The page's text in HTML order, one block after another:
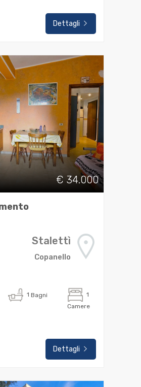
Dettagli
€ 34.000
Stalettì
Copanello
1 Bagni
1
Camere
Dettagli